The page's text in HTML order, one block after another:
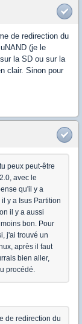
de redirection du
(je le
la SD ou sur la
clair. Sinon pour
peux peut-être
avec le
qu'il y a
y a Isus Partition
il y a aussi
bon. Pour
j'ai trouvé un
après il faut
bien aller,
procédé.
de redirection du